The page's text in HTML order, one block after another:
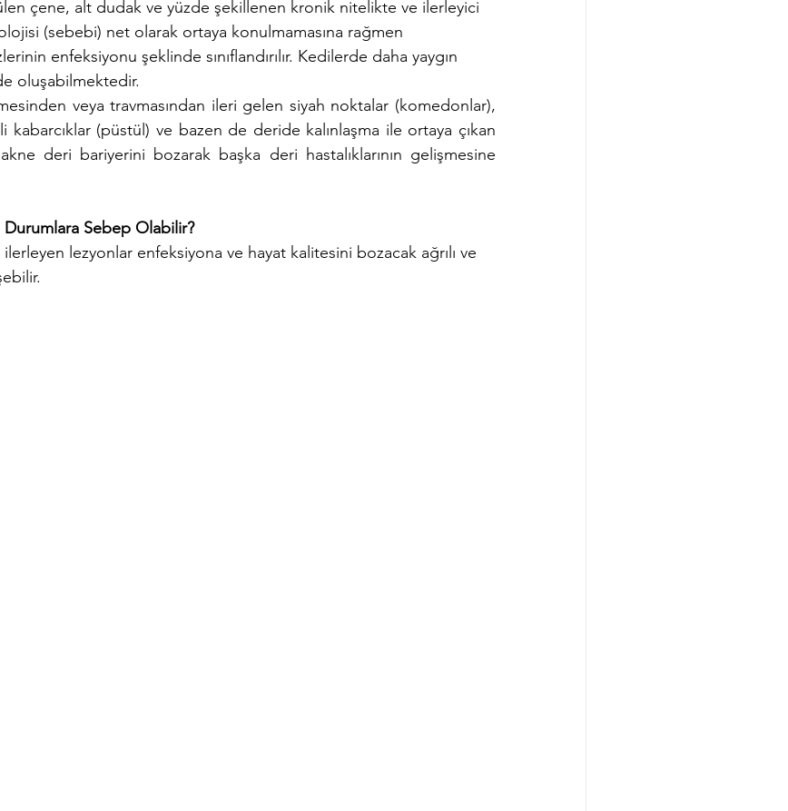
çene, alt dudak ve yüzde şekillenen kronik nitelikte ve ilerleyici
(sebebi) net olarak ortaya konulmamasına rağmen
enfeksiyonu şeklinde sınıflandırılır. Kedilerde daha yaygın
oluşabilmektedir.
veya travmasından ileri gelen siyah noktalar (komedonlar),
kabarcıklar (püstül) ve bazen de deride kalınlaşma ile ortaya çıkan
deri bariyerini bozarak başka deri hastalıklarının gelişmesine
Durumlara Sebep Olabilir?
ilerleyen lezyonlar enfeksiyona ve hayat kalitesini bozacak ağrılı ve